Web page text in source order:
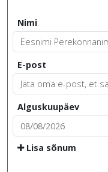
Nimi
E-post
Alguskuupäev
Lisa sõnum